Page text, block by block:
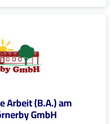
Arbeit (B.A.) am
GmbH